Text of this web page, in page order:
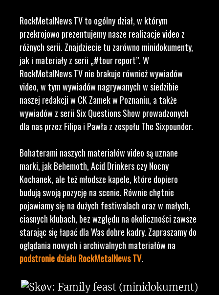
RockMetalNews TV to ogólny dział, w którym
przekrojowo prezentujemy nasze realizacje video z
różnych serii. Znajdziecie tu zarówno minidokumenty,
jak i materiały z serii „#tour report”. W
RockMetalNews TV nie brakuje również wywiadów
video, w tym wywiadów nagrywanych w siedzibie
naszej redakcji w CK Zamek w Poznaniu, a także
wywiadów z serii Six Questions Show prowadzonych
dla nas przez Filipa i Pawła z zespołu The Sixpounder.
Bohaterami naszych materiałów video są uznane
marki, jak Behemoth, Acid Drinkers czy Nocny
Kochanek, ale też młodsze kapele, które dopiero
budują swoją pozycję na scenie. Równie chętnie
pojawiamy się na dużych festiwalach oraz w małych,
ciasnych klubach, bez względu na okoliczności zawsze
starając się łapać dla Was dobre kadry. Zapraszamy do
oglądania nowych i archiwalnych materiałów na
podstronie działu RockMetalNews TV.